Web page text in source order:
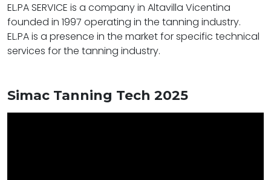
EL.PA SERVICE is a company in Altavilla Vicentina
founded in 1997 operating in the tanning industry.
EL.PA is a presence in the market for specific technical
services for the tanning industry.
Simac Tanning Tech 2025